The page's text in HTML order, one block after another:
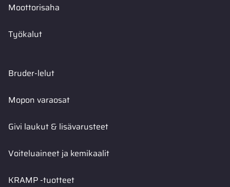
Moottorisaha
Työkalut
Bruder-lelut
Mopon varaosat
Givi laukut & lisävarusteet
Voiteluaineet ja kemikaalit
KRAMP -tuotteet